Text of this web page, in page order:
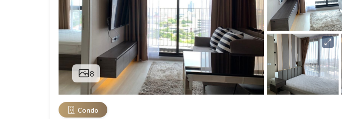
8
Condo